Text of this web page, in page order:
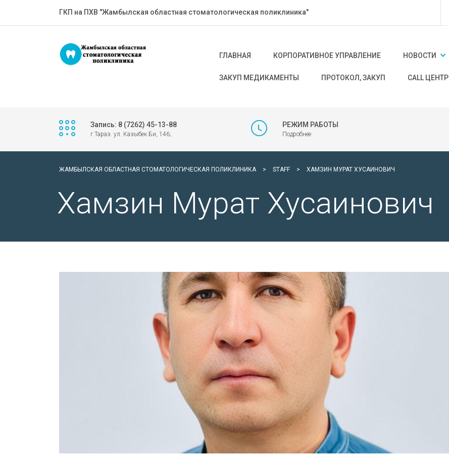
ГКП на ПХВ "Жамбылская областная стоматологическая поликлиника"
ГЛАВНАЯ КОРПОРАТИВНОЕ УПРАВЛЕНИЕ НОВОСТИ
ЗАКУП МЕДИКАМЕНТЫ ПРОТОКОЛ, ЗАКУП CALL ЦЕНТР
Запись: 8 (7262) 45-13-88
г.Тараз. ул. Казыбек Би, 146;
РЕЖИМ РАБОТЫ
Подробнее
ЖАМБЫЛСКАЯ ОБЛАСТНАЯ СТОМАТОЛОГИЧЕСКАЯ ПОЛИКЛИНИКА > STAFF > ХАМЗИН МУРАТ ХУСАИНОВИЧ
Хамзин Мурат Хусаинович